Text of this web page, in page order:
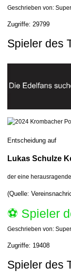
Geschrieben von:
Zugriffe: 29799
Spieler des
Entscheidung auf
Lukas Schulze
der eine
(Quelle:
⚽️ Spieler
Geschrieben von:
Zugriffe: 19408
Spieler des